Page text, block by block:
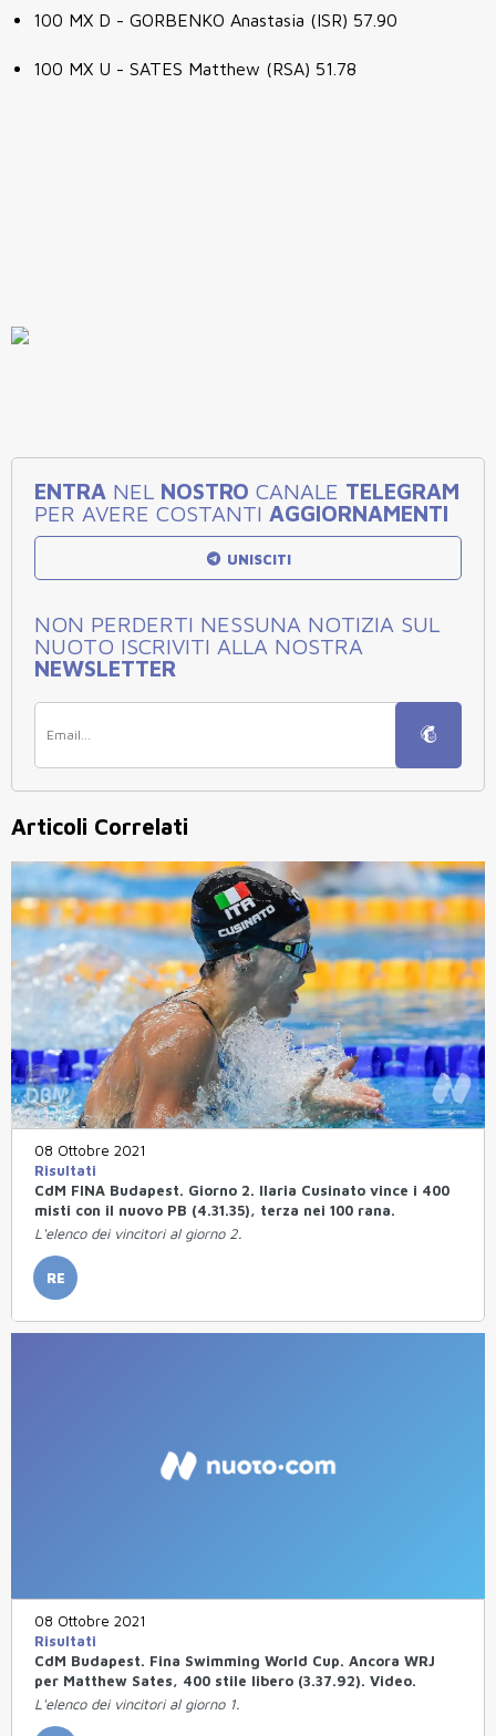
100 MX D - GORBENKO Anastasia (ISR) 57.90
100 MX U - SATES Matthew (RSA) 51.78
ENTRA NEL NOSTRO CANALE TELEGRAM
PER AVERE COSTANTI AGGIORNAMENTI
UNISCITI
NON PERDERTI NESSUNA NOTIZIA SUL
NUOTO ISCRIVITI ALLA NOSTRA
NEWSLETTER
Articoli Correlati
08 Ottobre 2021
Risultati
CdM FINA Budapest. Giorno 2. Ilaria Cusinato vince i 400
misti con il nuovo PB (4.31.35), terza nei 100 rana.
L'elenco dei vincitori al giorno 2.
RE
08 Ottobre 2021
Risultati
CdM Budapest. Fina Swimming World Cup. Ancora WRJ
per Matthew Sates, 400 stile libero (3.37.92). Video.
L'elenco dei vincitori al giorno 1.